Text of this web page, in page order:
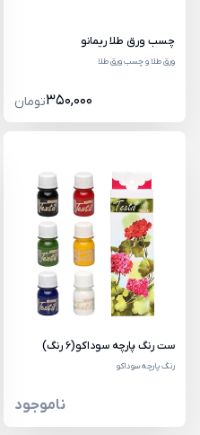
چسب ورق طلا ریمانو
ورق طلا و چسب ورق طلا
350,000تومان
ست رنگ پارچه سوداکو(6 رنگ)
رنگ پارچه سوداکو
ناموجود